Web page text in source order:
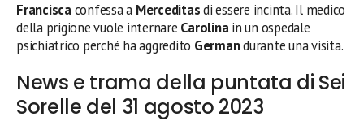
Franciscaconfessa a Merceditasdi essere incinta. Il medico
della prigione vuole internare Carolinain un ospedale
psichiatrico perché ha aggredito Germandurante una visita.
News e trama della puntata di Sei
Sorelle del 31 agosto 2023